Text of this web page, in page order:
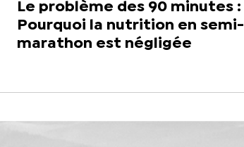
Le problème des 90 minutes :
Pourquoi la nutrition en semi-
marathon est négligée